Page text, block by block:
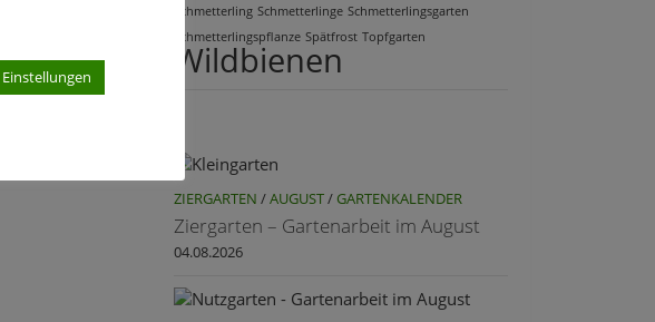
Schmetterling Schmetterlinge Schmetterlingsgarten
Schmetterlingspflanze Spätfrost Topfgarten
Wildbienen
ZIERGARTEN /AUGUST/ GARTENKALENDER
Ziergarten – Gartenarbeit im August
04.08.2026
Einstellungen